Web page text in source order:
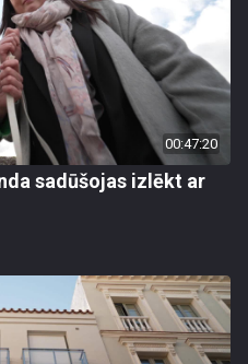
00:47:20
sadūšojas izlēkt ar